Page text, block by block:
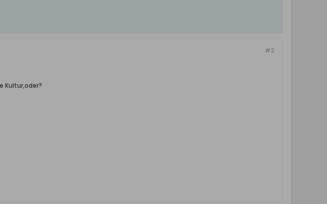
#2
Kultur,oder?